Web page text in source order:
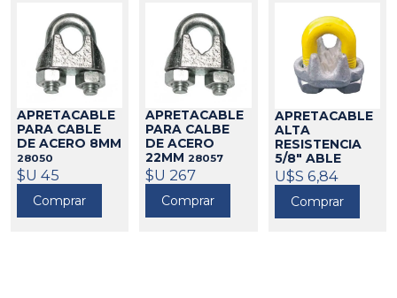
APRETACABLE
PARA CABLE
DE ACERO 8MM
28050
$U 45
Comprar
APRETACABLE
PARA CALBE
DE ACERO
22MM28057
$U 267
Comprar
APRETACABLE
ALTA
RESISTENCIA
5/8" ABLE
U.S.A. 28241
U$S 6,84
Comprar